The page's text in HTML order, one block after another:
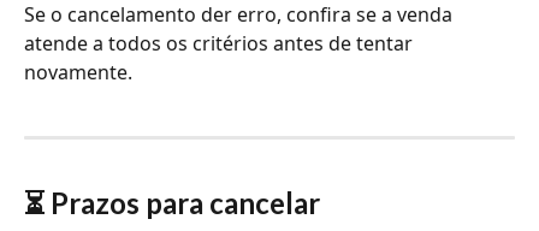
Se o cancelamento der erro, confira se a venda
atende a todos os critérios antes de tentar
novamente.
⏳ Prazos para cancelar